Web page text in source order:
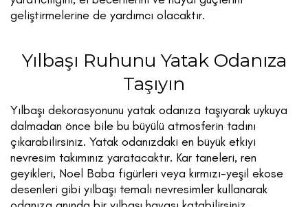
geliştirmelerine de yardımcı olacaktır.
Yılbaşı Ruhunu Yatak Odanıza
Taşıyın
Yılbaşı dekorasyonunu yatak odanıza taşıyarak uykuya
dalmadan önce bile bu büyülü atmosferin tadını
çıkarabilirsiniz. Yatak odanızdaki en büyük etkiyi
nevresim takımınız yaratacaktır. Kar taneleri, ren
geyikleri, Noel Baba figürleri veya kırmızı-yeşil ekose
desenleri gibi yılbaşı temalı nevresimler kullanarak